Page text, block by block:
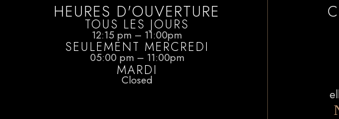
HEURES D'OUVERTURE
TOUS LES JOURS
12:15 pm – 11:00pm
SEULEMENT MERCREDI
05:00 pm – 11:00pm
MARDI
Closed